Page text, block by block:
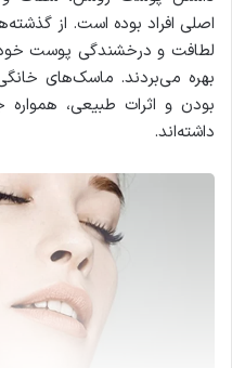
اصلی افراد بوده است. از
لطافت و درخشندگی پوست
بهره می‌بردند. ماسک‌های
بودن و اثرات طبیعی، همواره
داشته‌اند.